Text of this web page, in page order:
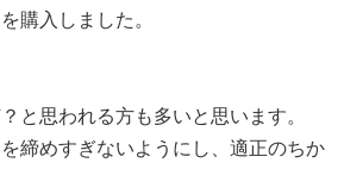
購入しました。
と思われる方も多いと思います。
締めすぎないようにし、適正のちか